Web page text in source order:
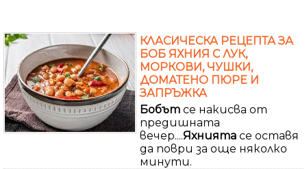
КЛАСИЧЕСКА РЕЦЕПТА ЗА
БОБ ЯХНИЯ С ЛУК,
МОРКОВИ, ЧУШКИ,
ДОМАТЕНО ПЮРЕ И
ЗАПРЪЖКА
Бобът се накисва от
предишната
вечер....Яхнията се оставя
да поври за още няколко
минути.